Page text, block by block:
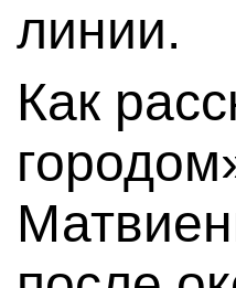
линии.
Как